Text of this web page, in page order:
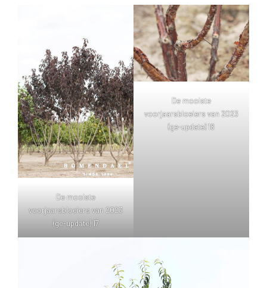
De mooiste
voorjaarsbloeiers van 2023
(ge-update) 17
De mooiste
voorjaarsbloeiers van 2023
(ge-update) 18